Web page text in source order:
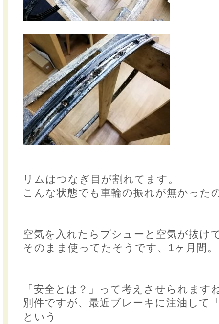
リムはつなぎ目が割れてます。
こんな状態でも車輪の振れが無かった
空気を入れたらプシューと空気が抜け
そのまま使ってたそうです、1ヶ月間。
「安全とは？」って考えさせられます
別件ですが、最近ブレーキに注油して
という